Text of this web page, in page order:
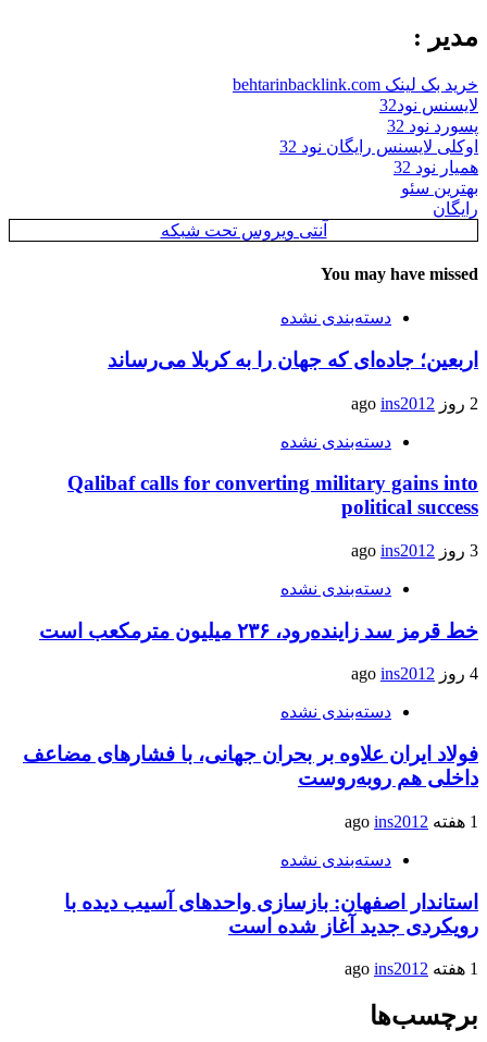
مدیر :
خرید بک لینک behtarinbacklink.com
لایسنس نود32
پسورد نود 32
اوکلی لایسنس رایگان نود 32
همیار نود 32
بهترین سئو
رایگان
آنتی ویروس تحت شبکه
You may have missed
دسته‌بندی نشده
اربعین؛ جاده‌ای که جهان را به کربلا می‌رساند
2 روز ago ins2012
دسته‌بندی نشده
Qalibaf calls for converting military gains into
political success
3 روز ago ins2012
دسته‌بندی نشده
خط قرمز سد زاینده‌رود، ۲۳۶ میلیون مترمکعب است
4 روز ago ins2012
دسته‌بندی نشده
فولاد ایران علاوه بر بحران جهانی، با فشارهای مضاعف
داخلی هم روبه‌روست
1 هفته ago ins2012
دسته‌بندی نشده
استاندار اصفهان: بازسازی واحدهای آسیب دیده با
رویکردی جدید آغاز شده است
1 هفته ago ins2012
برچسب‌ها